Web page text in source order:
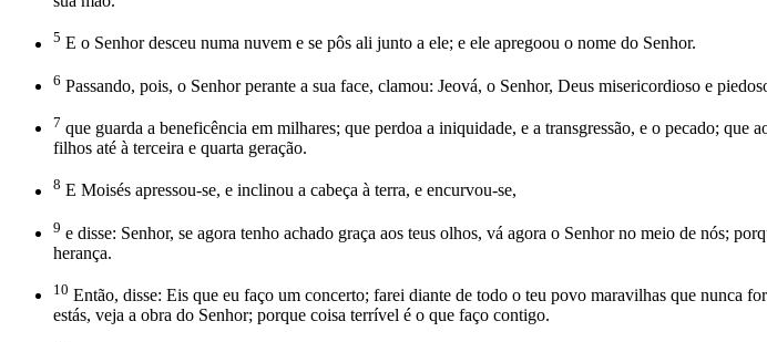
5 E o Senhor desceu numa nuvem e se pôs ali junto a ele; e ele apregoou o nome do Senhor.
6 Passando, pois, o Senhor perante a sua face, clamou: Jeová, o Senhor, Deus misericordioso e
7 que guarda a beneficência em milhares; que perdoa a iniquidade, e a transgressão, e o pecado;
filhos até à terceira e quarta geração.
8 E Moisés apressou-se, e inclinou a cabeça à terra, e encurvou-se,
9 e disse: Senhor, se agora tenho achado graça aos teus olhos, vá agora o Senhor no meio de nós;
herança.
10 Então, disse: Eis que eu faço um concerto; farei diante de todo o teu povo maravilhas que nunca
estás, veja a obra do Senhor; porque coisa terrível é o que faço contigo.